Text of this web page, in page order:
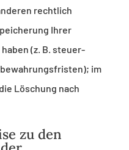
rechtlich
Ihrer
(z. B. steuer-
im
Löschung nach
zu den